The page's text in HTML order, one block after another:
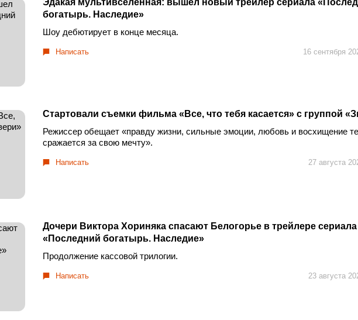
богатырь. Наследие»
Шоу дебютирует в конце месяца.
Написать 16 сентября
Стартовали съемки фильма «Все, что тебя касается» с группой
Режиссер обещает «правду жизни, сильные эмоции, любовь и восхищение
сражается за свою мечту».
Написать 27 августа
Дочери Виктора Хориняка спасают Белогорье в трейлере сериала
«Последний богатырь. Наследие»
Продолжение кассовой трилогии.
Написать 23 августа